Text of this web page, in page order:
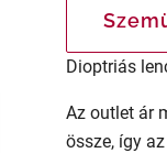
Dioptriás
Az outlet ár
össze, így